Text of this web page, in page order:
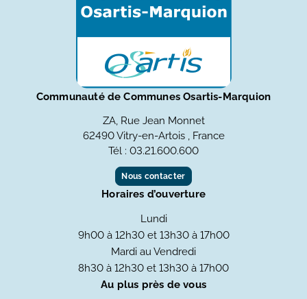
Communauté de Communes Osartis-Marquion
ZA, Rue Jean Monnet
62490 Vitry-en-Artois , France
Tél : 03.21.600.600
Nous contacter
Horaires d’ouverture
Lundi
9h00 à 12h30 et 13h30 à 17h00
Mardi au Vendredi
8h30 à 12h30 et 13h30 à 17h00
Au plus près de vous